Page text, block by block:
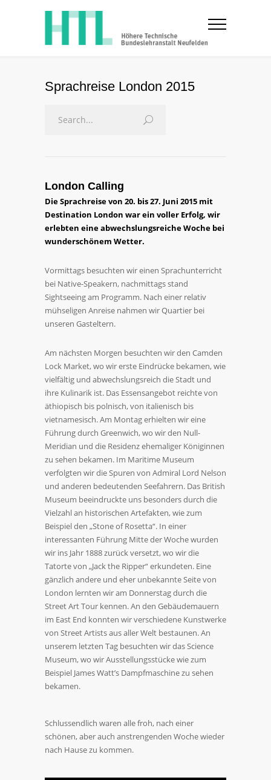
Sprachreise London 2015
London Calling
Die Sprachreise von 20. bis 27. Juni 2015 mit
Destination London war ein voller Erfolg, wir
erlebten eine abwechslungsreiche Woche bei
wunderschönem Wetter.
Vormittags besuchten wir einen Sprachunterricht
bei Native-Speakern, nachmittags stand
Sightseeing am Programm. Nach einer relativ
mühseligen Anreise nahmen wir Quartier bei
unseren Gasteltern.
Am nächsten Morgen besuchten wir den Camden
Lock Market, wo wir erste Eindrücke bekamen, wie
vielfältig und abwechslungsreich die Stadt und
ihre Kulinarik ist. Das Essensangebot reichte von
äthiopisch bis polnisch, von italienisch bis
vietnamesisch. Am Montag erhielten wir eine
Führung durch Greenwich, wo wir den Null-
Meridian und die Residenz ehemaliger Königinnen
zu sehen bekamen. Im Maritime Museum
verfolgten wir die Spuren von Admiral Lord Nelson
und anderen bedeutenden Seefahrern. Das British
Museum beeindruckte uns besonders durch die
Vielzahl an historischen Artefakten, wie zum
Beispiel den „Stone of Rosetta“. In einer
interessanten Führung Mitte der Woche wurden
wir ins Jahr 1888 zurück versetzt, wo wir die
Tatorte von „Jack the Ripper“ erkundeten. Eine
gänzlich andere und eher unbekannte Seite von
London lernten wir am Donnerstag durch die
Street Art Tour kennen. An den Gebäudemauern
im East End konnten wir verschiedene Kunstwerke
von Street Artists aus aller Welt bestaunen. An
unserem letzten Tag besuchten wir das Science
Museum, wo wir Ausstellungsstücke wie zum
Beispiel James Watt’s Dampfmaschine zu sehen
bekamen.
Schlussendlich waren alle froh, nach einer
schönen, aber auch anstrengenden Woche wieder
nach Hause zu kommen.